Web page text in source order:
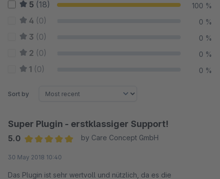
5 (18) 100 %
4 (0) 0 %
3 (0) 0 %
2 (0) 0 %
1 (0) 0 %
Sort by
Super Plugin - erstklassiger Support!
5.0
by Care Concept GmbH
30 May 2018 10:40
Das Plugin ist sehr wertvoll und nützlich, da es die